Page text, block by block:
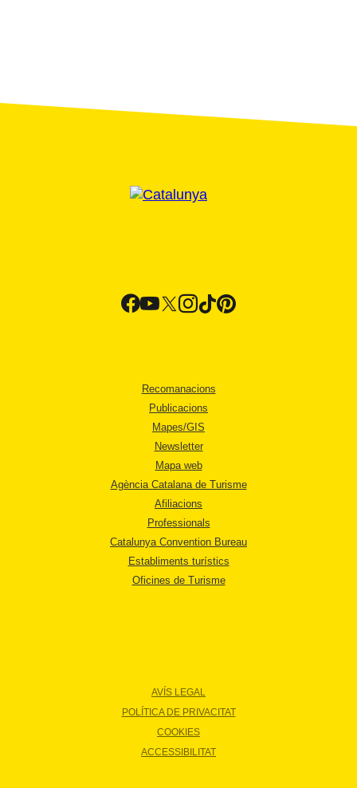
Recomanacions
Publicacions
Mapes/GIS
Newsletter
Mapa web
Agència Catalana de Turisme
Afiliacions
Professionals
Catalunya Convention Bureau
Establiments turístics
Oficines de Turisme
AVÍS LEGAL
POLÍTICA DE PRIVACITAT
COOKIES
ACCESSIBILITAT